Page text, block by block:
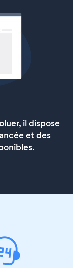
il dispose
et des